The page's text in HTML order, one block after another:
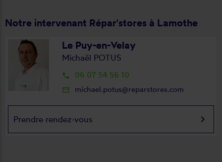
Notre intervenant Répar'stores à Lamothe
Le Puy-en-Velay
Michaël POTUS
local_phone 06 07 54 56 10
mail_outline michael.potus@reparstores.com
Prendre rendez-vous keyboard_arrow_right